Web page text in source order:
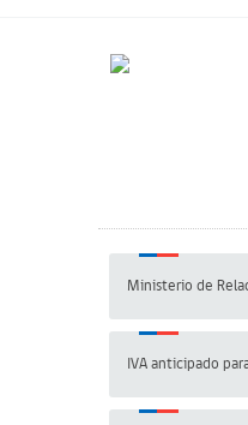
Ministerio de
IVA anticipado